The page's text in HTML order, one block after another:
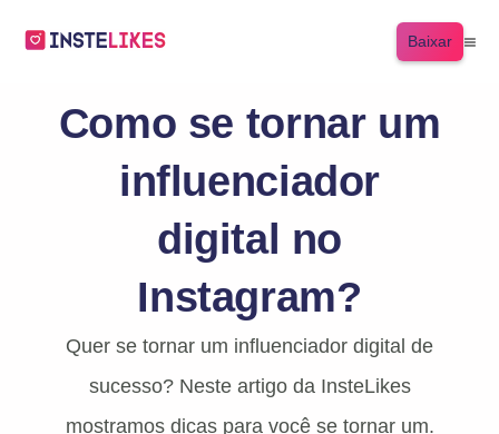
Baixar
Como se tornar um
influenciador
digital no
Instagram?
Quer se tornar um influenciador digital de
sucesso? Neste artigo da InsteLikes
mostramos dicas para você se tornar um.